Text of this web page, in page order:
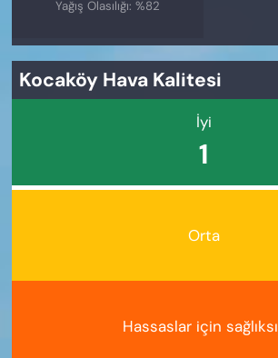
Yağış Olasılığı: %82
Kocaköy Hava Kalitesi
İyi
1
Orta
Hassaslar için